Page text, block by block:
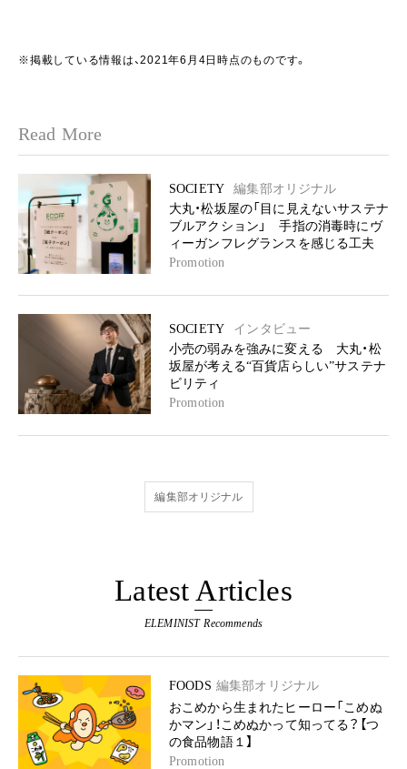
※掲載している情報は、2021年6月4日時点のものです。
Read More
SOCIETY
編集部オリジナル
大丸・松坂屋の「目に見えないサステナ
ブルアクション」 手指の消毒時にヴ
ィーガンフレグランスを感じる工夫
Promotion
SOCIETY
インタビュー
小売の弱みを強みに変える 大丸・松
坂屋が考える“百貨店らしい”サステナ
ビリティ
Promotion
編集部オリジナル
Latest Articles
ELEMINIST Recommends
FOODS 編集部オリジナル
おこめから生まれたヒーロー「こめぬ
かマン」！こめぬかって知ってる？【つ
の食品物語１】
Promotion